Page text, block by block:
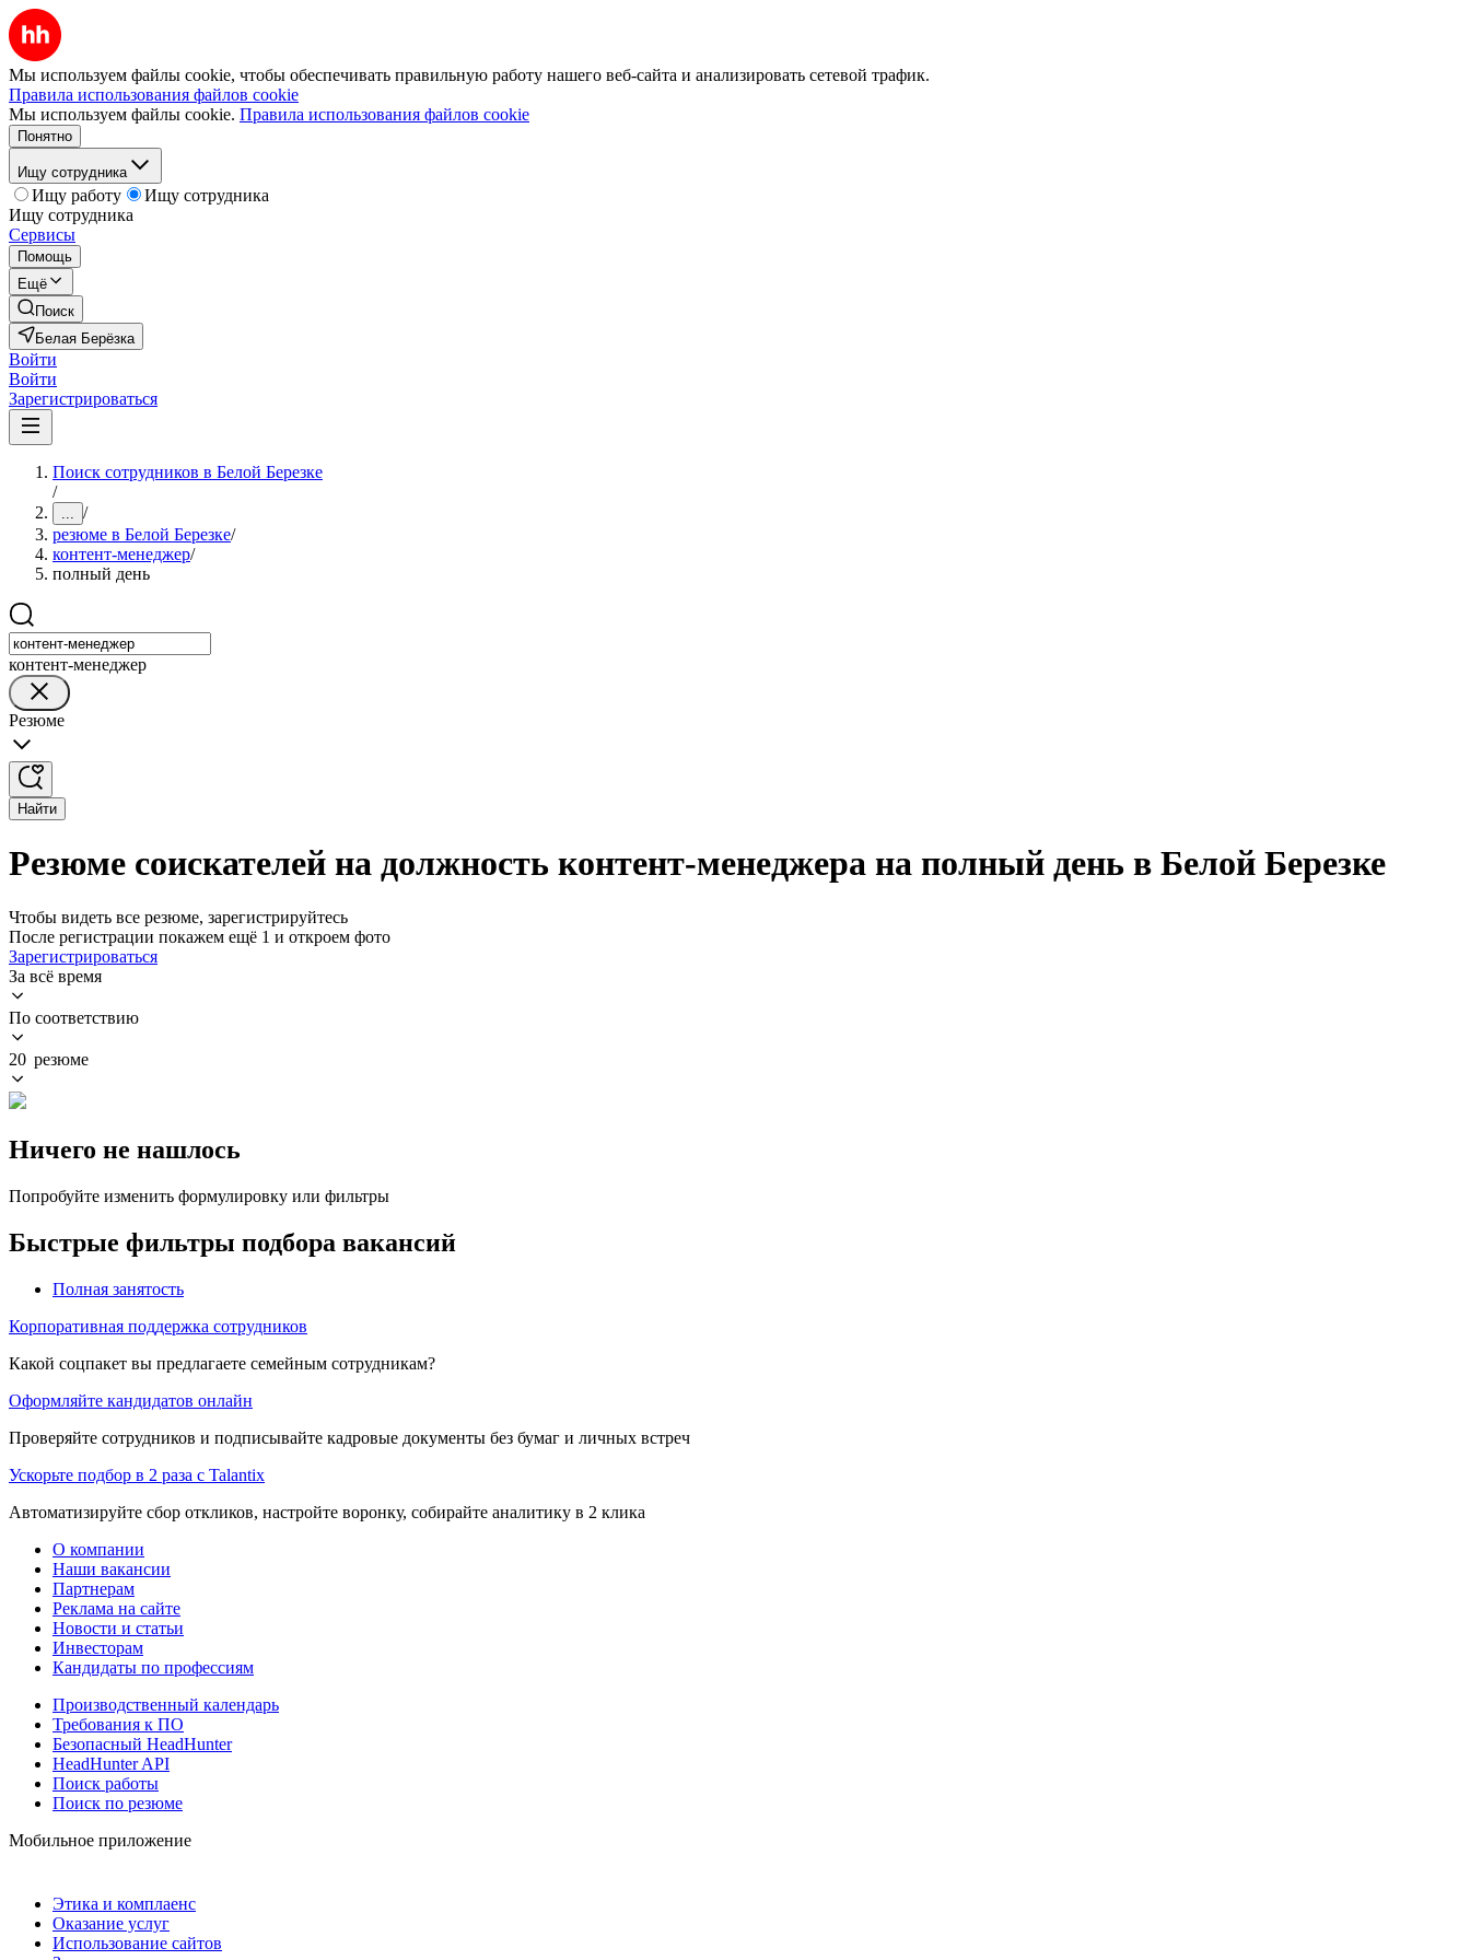
Мы используем файлы cookie, чтобы обеспечивать правильную работу нашего веб-сайта и анализировать сетевой трафик.
Правила использования файлов cookie
Мы используем файлы cookie. Правила использования файлов cookie
Понятно
Ищу сотрудника
Ищу работу
Ищу сотрудника
Ищу сотрудника
Сервисы
Помощь
Ещё
Поиск
Белая Берёзка
Войти
Войти
Зарегистрироваться
Поиск сотрудников в Белой Березке
/
... /
резюме в Белой Березке/
контент-менеджер/
полный день
контент-менеджер
Резюме
Найти
Резюме соискателей на должность контент-менеджера на полный день в Белой Березке
Чтобы видеть все резюме, зарегистрируйтесь
После регистрации покажем ещё 1 и откроем фото
Зарегистрироваться
За всё время
По соответствию
20 резюме
Ничего не нашлось
Попробуйте изменить формулировку или фильтры
Быстрые фильтры подбора вакансий
Полная занятость
Корпоративная поддержка сотрудников
Какой соцпакет вы предлагаете семейным сотрудникам?
Оформляйте кандидатов онлайн
Проверяйте сотрудников и подписывайте кадровые документы без бумаг и личных встреч
Ускорьте подбор в 2 раза с Talantix
Автоматизируйте сбор откликов, настройте воронку, собирайте аналитику в 2 клика
О компании
Наши вакансии
Партнерам
Реклама на сайте
Новости и статьи
Инвесторам
Кандидаты по профессиям
Производственный календарь
Требования к ПО
Безопасный HeadHunter
HeadHunter API
Поиск работы
Поиск по резюме
Мобильное приложение
Этика и комплаенс
Оказание услуг
Использование сайтов